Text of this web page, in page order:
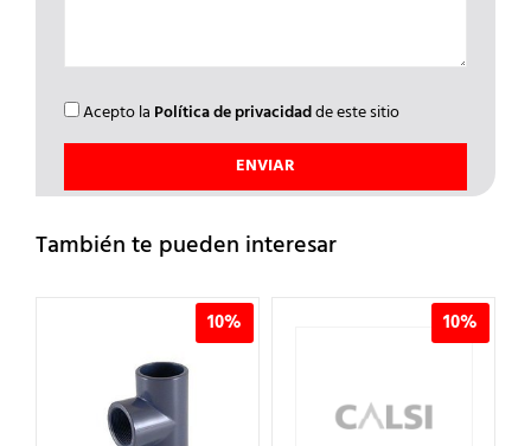
Acepto la Política de privacidadde este sitio
También te pueden interesar
10% 10%